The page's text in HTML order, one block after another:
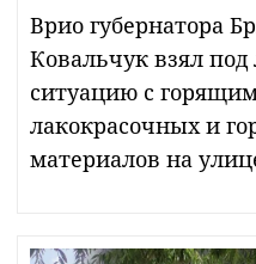
Врио губернатора
Ковальчук взял
ситуацию с
лакокрасочных и
материалов на